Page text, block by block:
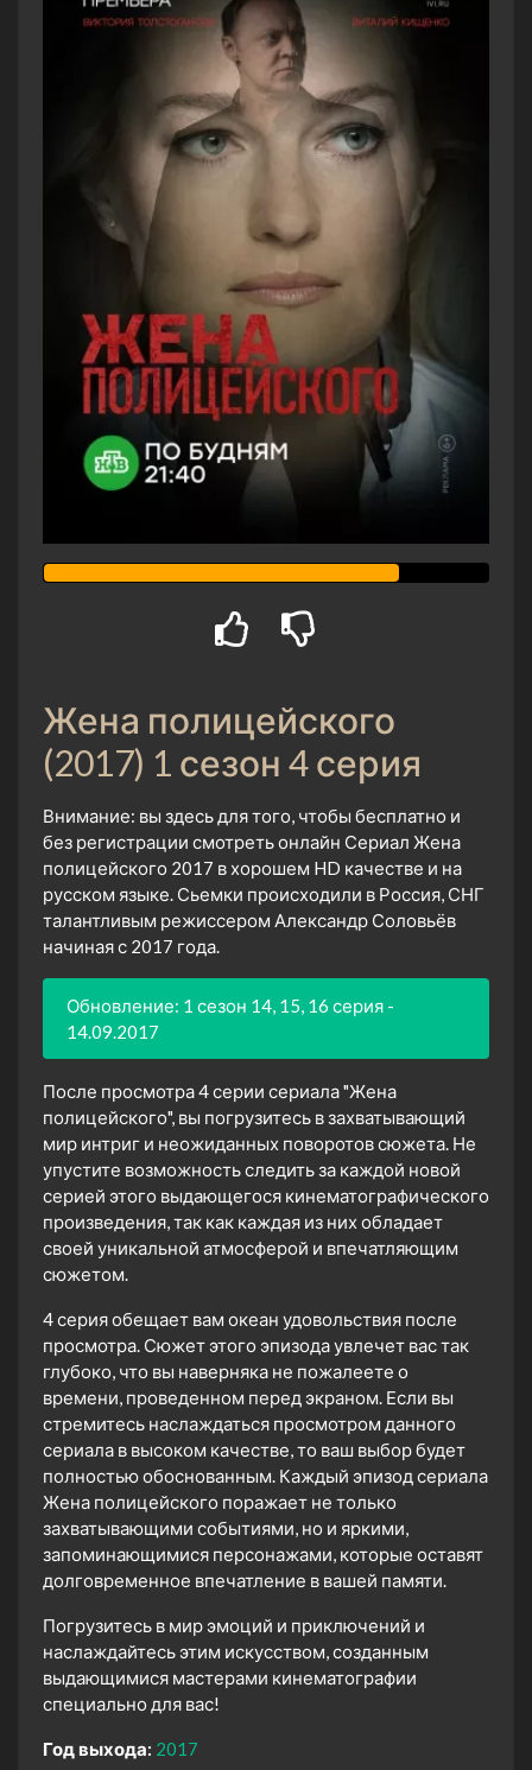
Жена полицейского
(2017) 1 сезон 4 серия
Внимание: вы здесь для того, чтобы бесплатно и
без регистрации смотреть онлайн Сериал Жена
полицейского 2017 в хорошем HD качестве и на
русском языке. Сьемки происходили в Россия, СНГ
талантливым режиссером Александр Соловьёв
начиная с 2017 года.
Обновление: 1 сезон 14, 15, 16 серия -
14.09.2017
После просмотра 4 серии сериала "Жена
полицейского", вы погрузитесь в захватывающий
мир интриг и неожиданных поворотов сюжета. Не
упустите возможность следить за каждой новой
серией этого выдающегося кинематографического
произведения, так как каждая из них обладает
своей уникальной атмосферой и впечатляющим
сюжетом.
4 серия обещает вам океан удовольствия после
просмотра. Сюжет этого эпизода увлечет вас так
глубоко, что вы наверняка не пожалеете о
времени, проведенном перед экраном. Если вы
стремитесь наслаждаться просмотром данного
сериала в высоком качестве, то ваш выбор будет
полностью обоснованным. Каждый эпизод сериала
Жена полицейского поражает не только
захватывающими событиями, но и яркими,
запоминающимися персонажами, которые оставят
долговременное впечатление в вашей памяти.
Погрузитесь в мир эмоций и приключений и
наслаждайтесь этим искусством, созданным
выдающимися мастерами кинематографии
специально для вас!
Год выхода: 2017